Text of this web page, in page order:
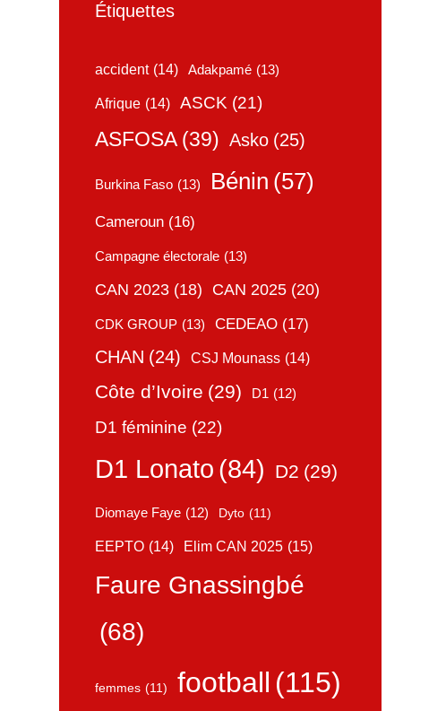
Étiquettes
accident (14) Adakpamé (13)
Afrique (14) ASCK (21)
ASFOSA (39) Asko (25)
Burkina Faso (13) Bénin (57)
Cameroun (16)
Campagne électorale (13)
CAN 2023 (18) CAN 2025 (20)
CDK GROUP (13) CEDEAO (17)
CHAN (24) CSJ Mounass (14)
Côte d’Ivoire (29) D1 (12)
D1 féminine (22)
D1 Lonato (84) D2 (29)
Diomaye Faye (12) Dyto (11)
EEPTO (14) Elim CAN 2025 (15)
Faure Gnassingbé
(68)
femmes (11) football (115)